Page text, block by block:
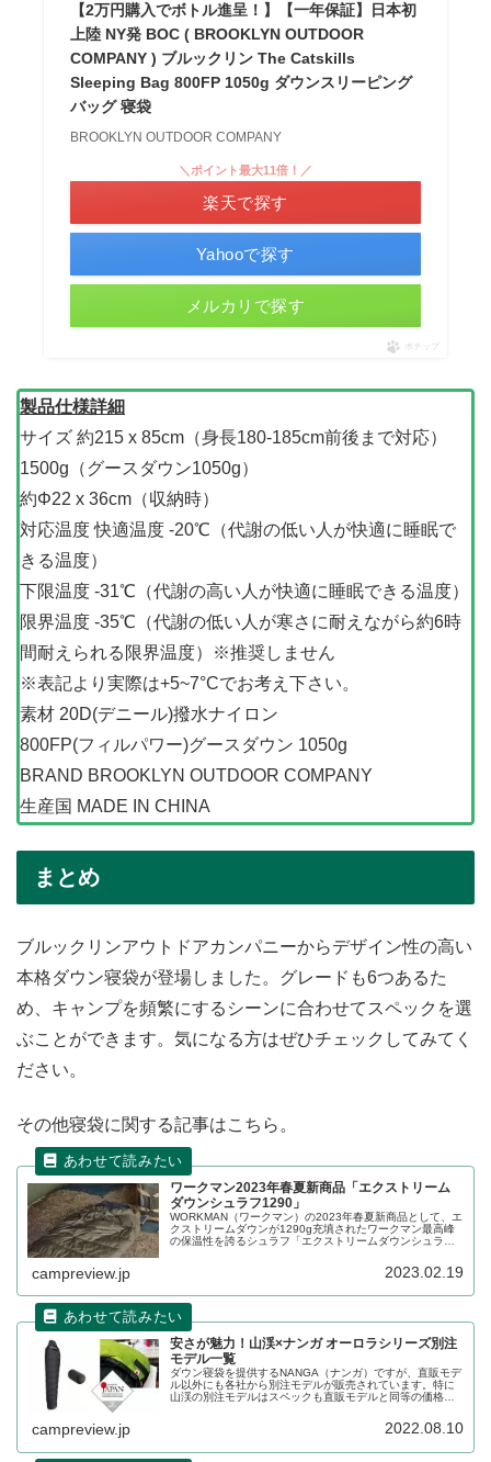
【2万円購入でボトル進呈！】【一年保証】日本初
上陸 NY発 BOC ( BROOKLYN OUTDOOR
COMPANY ) ブルックリン The Catskills
Sleeping Bag 800FP 1050g ダウンスリーピング
バッグ 寝袋
BROOKLYN OUTDOOR COMPANY
＼ポイント最大11倍！／
楽天で探す
Yahooで探す
メルカリで探す
ポチップ
製品仕様詳細
サイズ 約215 x 85cm（身長180-185cm前後まで対応）
1500g（グースダウン1050g）
約Φ22 x 36cm（収納時）
対応温度 快適温度 -20℃（代謝の低い人が快適に睡眠で
きる温度）
下限温度 -31℃（代謝の高い人が快適に睡眠できる温度）
限界温度 -35℃（代謝の低い人が寒さに耐えながら約6時
間耐えられる限界温度）※推奨しません
※表記より実際は+5~7°Cでお考え下さい。
素材 20D(デニール)撥水ナイロン
800FP(フィルパワー)グースダウン 1050g
BRAND BROOKLYN OUTDOOR COMPANY
生産国 MADE IN CHINA
まとめ
ブルックリンアウトドアカンパニーからデザイン性の高い
本格ダウン寝袋が登場しました。グレードも6つあるた
め、キャンプを頻繁にするシーンに合わせてスペックを選
ぶことができます。気になる方はぜひチェックしてみてく
ださい。
その他寝袋に関する記事はこちら。
ワークマン2023年春夏新商品「エクストリーム
ダウンシュラフ1290」
WORKMAN（ワークマン）の2023年春夏新商品として、エ
クストリームダウンが1290g充填されたワークマン最高峰
の保温性を誇るシュラフ「エクストリームダウンシュラフ
campreview.jp 2023.02.19
安さが魅力！山渓×ナンガ オーロラシリーズ別注
モデル一覧
ダウン寝袋を提供するNANGA（ナンガ）ですが、直販モデ
ル以外にも各社から別注モデルが販売されています。特に
山渓の別注モデルはスペックも直販モデルと同等の価格は
campreview.jp 2022.08.10